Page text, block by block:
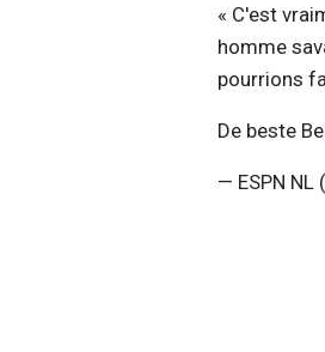
« C'est
homme
pourrions
De beste
— ESPN NL